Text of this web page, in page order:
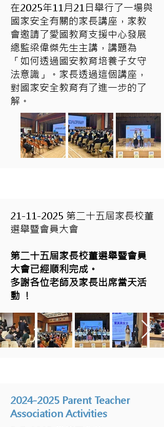
在2025年11月21日舉行了一場與
國家安全有關的家長講座，家教
會邀請了愛國教育支援中心發展
總監梁偉傑先生主講，講題為
「如何透過國安教育培養子女守
法意識」。家長透過這個講座，
對國家安全教育有了進一步的了
解。
21-11-2025 第二十五屆家長校董
選舉暨會員大會
第二十五屆家長校董選舉暨會員
大會已經順利完成。
多謝各位老師及家長出席當天活
動 !
2024-2025 Parent Teacher
Association Activities